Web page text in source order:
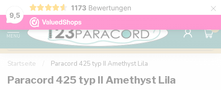
9,5
1173 Bewertungen ×
Kostenlose Lieferung nach Hause ab 150 €
MENU
0
Startseite Paracord 425 typ II Amethyst Lila
Paracord 425 typ II Amethyst Lila